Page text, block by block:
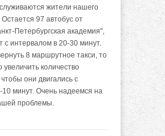
жители нашего
97 автобус от
Петербургская академия",
с интервалом в 20-30 минут.
8 маршрутное такси, то
количество
они двигались с
минут. Очень надеемся на
проблемы.